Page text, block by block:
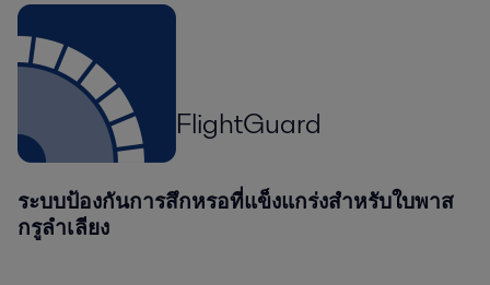
FlightGuard
ระบบป้องกันการสึกหรอที่แข็งแกร่งสำหรับใบพาส
กรูลำเลียง